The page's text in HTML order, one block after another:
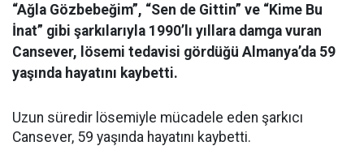
“Ağla Gözbebeğim”, “Sen de Gittin” ve “Kime Bu
İnat” gibi şarkılarıyla 1990’lı yıllara damga vuran
Cansever, lösemi tedavisi gördüğü Almanya’da 59
yaşında hayatını kaybetti.
Uzun süredir lösemiyle mücadele eden şarkıcı
Cansever, 59 yaşında hayatını kaybetti.